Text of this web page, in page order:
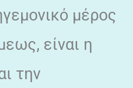
μέρος
είναι η
την